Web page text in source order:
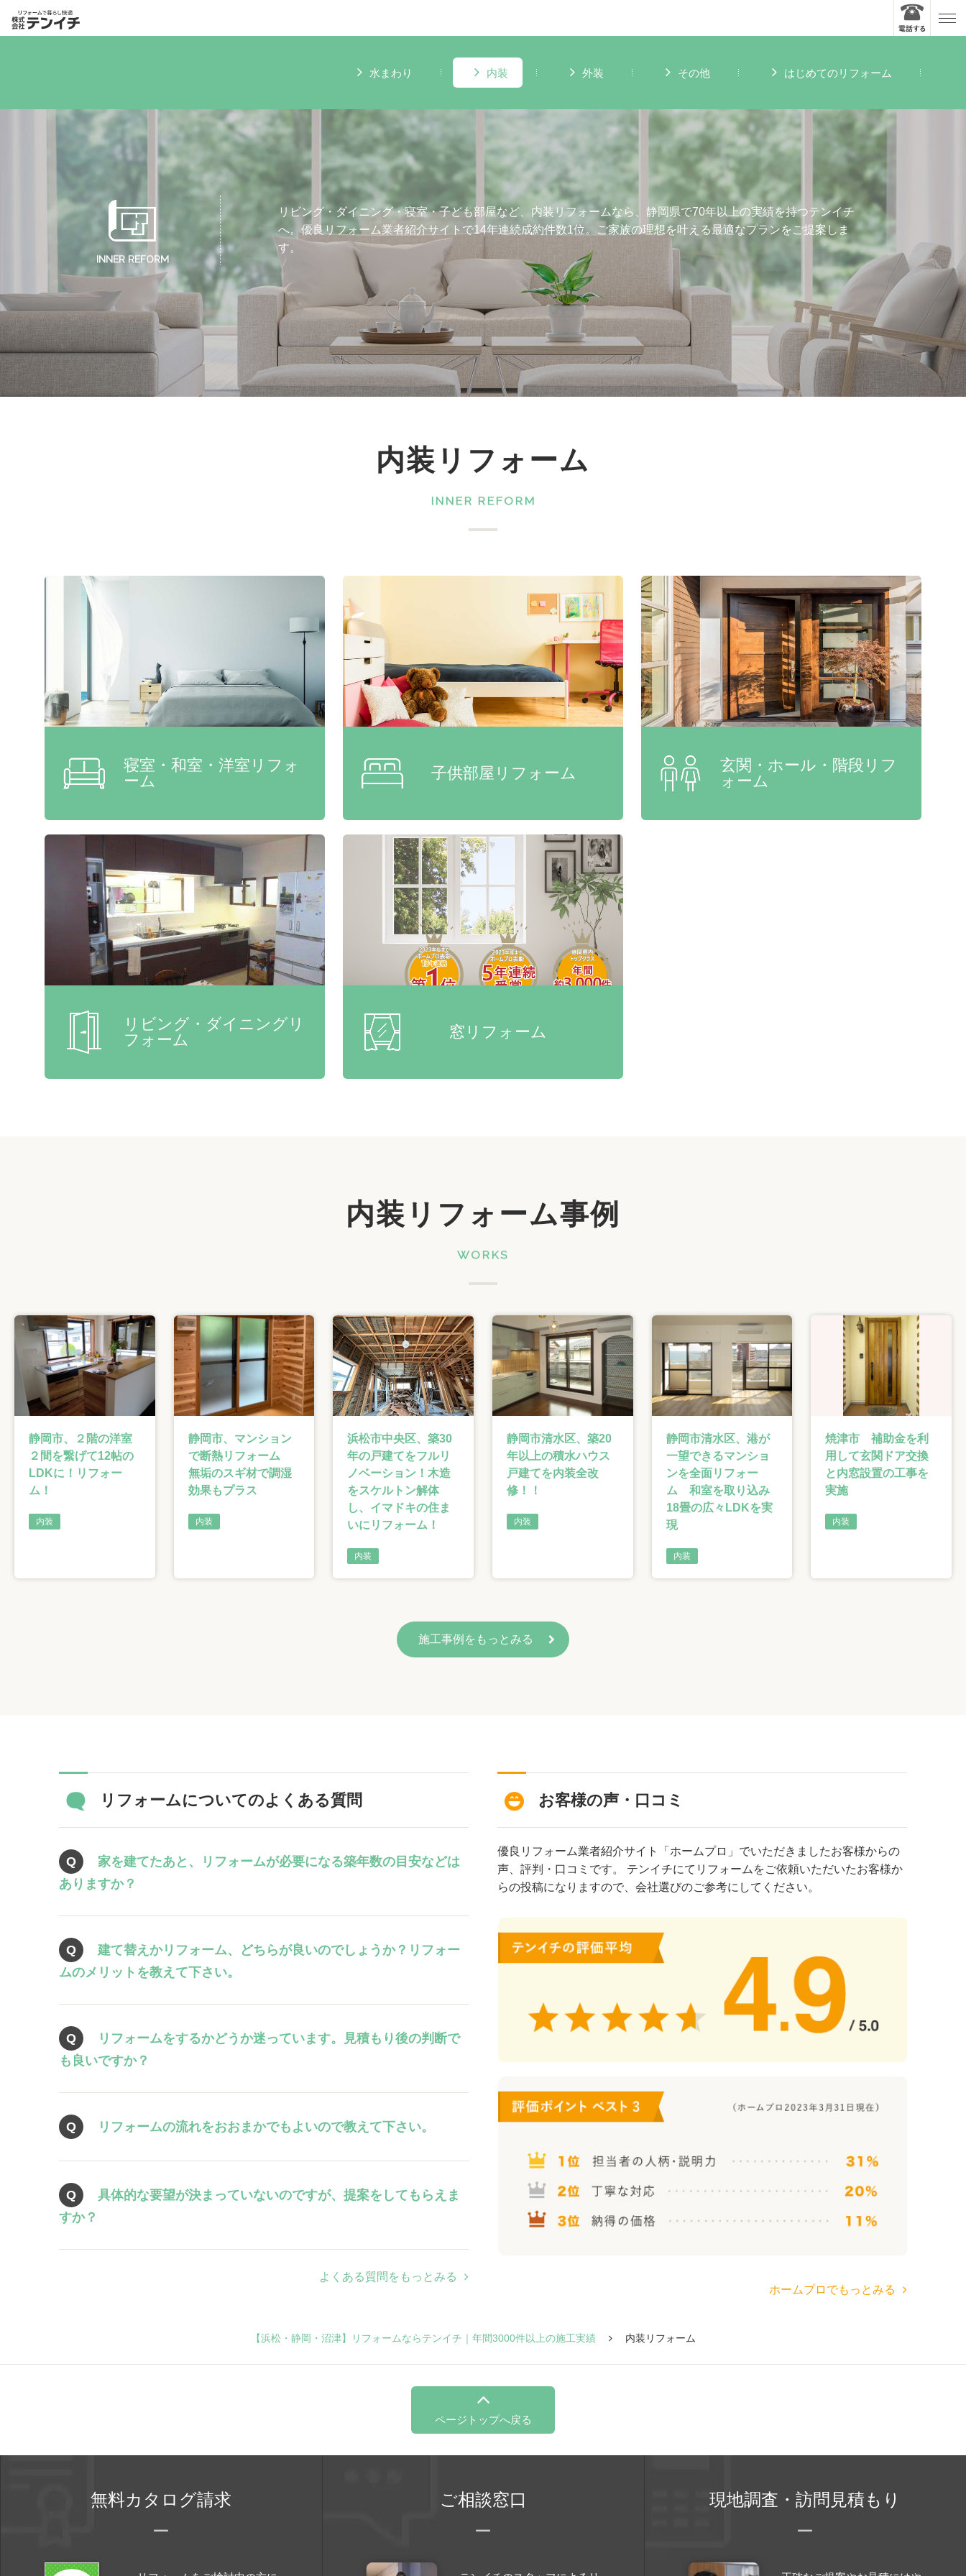
水まわり 内装 外装 その他 はじめてのリフォーム
INNER REFORM
リビング・ダイニング・寝室・子ども部屋など、内装リフォームなら、静岡県で70年以上の実績を持つテンイチ
へ。優良リフォーム業者紹介サイトで14年連続成約件数1位。ご家族の理想を叶える最適なプランをご提案しま
す。
内装リフォーム
INNER REFORM
寝室・和室・洋室リフォ
ーム
子供部屋リフォーム
玄関・ホール・階段リフ
ォーム
リビング・ダイニングリ
フォーム
窓リフォーム
内装リフォーム事例
WORKS
静岡市、２階の洋室
２間を繋げて12帖の
LDKに！リフォー
ム！
内装
静岡市、マンション
で断熱リフォーム
無垢のスギ材で調湿
効果もプラス
内装
浜松市中央区、築30
年の戸建てをフルリ
ノベーション！木造
をスケルトン解体
し、イマドキの住ま
いにリフォーム！
内装
静岡市清水区、築20
年以上の積水ハウス
戸建てを内装全改
修！！
内装
静岡市清水区、港が
一望できるマンショ
ンを全面リフォー
ム 和室を取り込み
18畳の広々LDKを実
現
内装
焼津市 補助金を利
用して玄関ドア交換
と内窓設置の工事を
実施
内装
施工事例をもっとみる
リフォームについてのよくある質問
家を建てたあと、リフォームが必要になる築年数の目安などは
ありますか？
建て替えかリフォーム、どちらが良いのでしょうか？リフォー
ムのメリットを教えて下さい。
リフォームをするかどうか迷っています。見積もり後の判断で
も良いですか？
リフォームの流れをおおまかでもよいので教えて下さい。
具体的な要望が決まっていないのですが、提案をしてもらえま
すか？
よくある質問をもっとみる
お客様の声・口コミ
優良リフォーム業者紹介サイト「ホームプロ」でいただきましたお客様からの
声、評判・口コミです。 テンイチにてリフォームをご依頼いただいたお客様か
らの投稿になりますので、会社選びのご参考にしてください。
ホームプロでもっとみる
【浜松・静岡・沼津】リフォームならテンイチ｜年間3000件以上の施工実績 内装リフォーム
ページトップへ戻る
無料カタログ請求 ご相談窓口 現地調査・訪問見積もり